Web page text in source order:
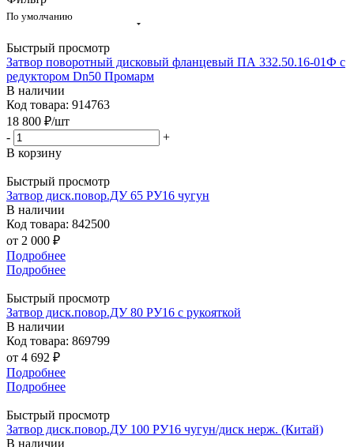
По умолчанию
Быстрый просмотр
Затвор поворотный дисковый фланцевый ПА 332.50.16-01Ф с
редуктором Dn50 Промарм
В наличии
Код товара: 914763
18 800 ₽/шт
-
+
В корзину
Быстрый просмотр
Затвор диск.повор.ДУ 65 РУ16 чугун
В наличии
Код товара: 842500
от 2 000 ₽
Подробнее
Подробнее
Быстрый просмотр
Затвор диск.повор.ДУ 80 РУ16 с рукояткой
В наличии
Код товара: 869799
от 4 692 ₽
Подробнее
Подробнее
Быстрый просмотр
Затвор диск.повор.ДУ 100 РУ16 чугун/диск нерж. (Китай)
В наличии